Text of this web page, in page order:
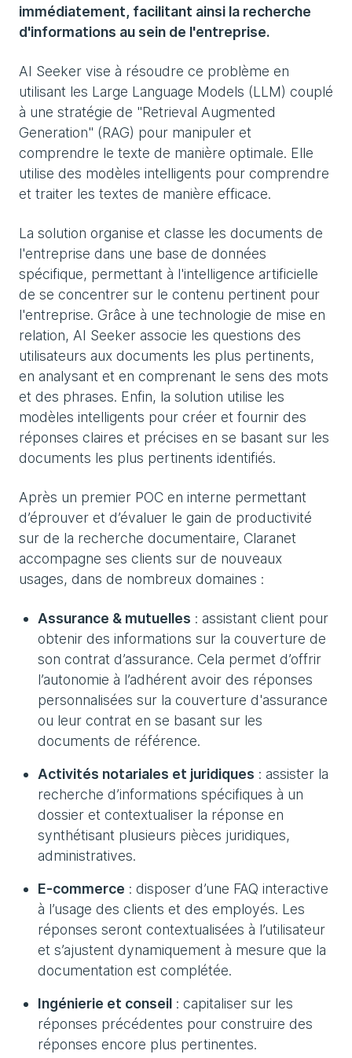
immédiatement, facilitant ainsi la recherche
d'informations au sein de l'entreprise.
AI Seeker vise à résoudre ce problème en
utilisant les Large Language Models (LLM) couplé
à une stratégie de "Retrieval Augmented
Generation" (RAG) pour manipuler et
comprendre le texte de manière optimale. Elle
utilise des modèles intelligents pour comprendre
et traiter les textes de manière efficace.
La solution organise et classe les documents de
l'entreprise dans une base de données
spécifique, permettant à l'intelligence artificielle
de se concentrer sur le contenu pertinent pour
l'entreprise. Grâce à une technologie de mise en
relation, AI Seeker associe les questions des
utilisateurs aux documents les plus pertinents,
en analysant et en comprenant le sens des mots
et des phrases. Enfin, la solution utilise les
modèles intelligents pour créer et fournir des
réponses claires et précises en se basant sur les
documents les plus pertinents identifiés.
Après un premier POC en interne permettant
d’éprouver et d’évaluer le gain de productivité
sur de la recherche documentaire, Claranet
accompagne ses clients sur de nouveaux
usages, dans de nombreux domaines :
Assurance & mutuelles : assistant client pour
obtenir des informations sur la couverture de
son contrat d’assurance. Cela permet d’offrir
l’autonomie à l’adhérent avoir des réponses
personnalisées sur la couverture d'assurance
ou leur contrat en se basant sur les
documents de référence.
Activités notariales et juridiques : assister la
recherche d’informations spécifiques à un
dossier et contextualiser la réponse en
synthétisant plusieurs pièces juridiques,
administratives.
E-commerce : disposer d’une FAQ interactive
à l’usage des clients et des employés. Les
réponses seront contextualisées à l’utilisateur
et s’ajustent dynamiquement à mesure que la
documentation est complétée.
Ingénierie et conseil : capitaliser sur les
réponses précédentes pour construire des
réponses encore plus pertinentes.